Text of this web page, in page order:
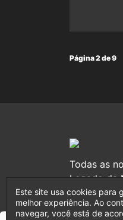
Página 2 de 9
Todas as
Legado da
Este site usa cookies para
melhor experiência. Ao
navegar, você está de